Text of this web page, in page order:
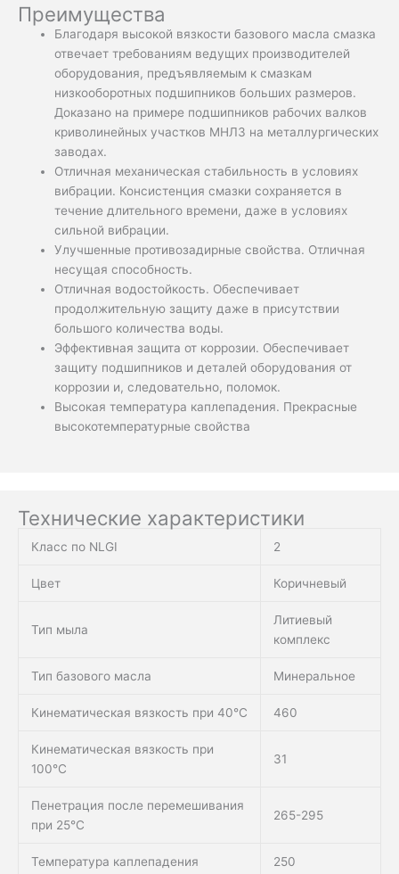
Преимущества
Благодаря высокой вязкости базового масла смазка
отвечает требованиям ведущих производителей
оборудования, предъявляемым к смазкам
низкооборотных подшипников больших размеров.
Доказано на примере подшипников рабочих валков
криволинейных участков МНЛЗ на металлургических
заводах.
Отличная механическая стабильность в условиях
вибрации. Консистенция смазки сохраняется в
течение длительного времени, даже в условиях
сильной вибрации.
Улучшенные противозадирные свойства. Отличная
несущая способность.
Отличная водостойкость. Обеспечивает
продолжительную защиту даже в присутствии
большого количества воды.
Эффективная защита от коррозии. Обеспечивает
защиту подшипников и деталей оборудования от
коррозии и, следовательно, поломок.
Высокая температура каплепадения. Прекрасные
высокотемпературные свойства
Технические характеристики
Класс по NLGI 2
Цвет Коричневый
Тип мыла
Литиевый
комплекс
Тип базового масла Минеральное
Кинематическая вязкость при 40°C 460
Кинематическая вязкость при
100°C
31
Пенетрация после перемешивания
при 25°C
265-295
Температура каплепадения 250